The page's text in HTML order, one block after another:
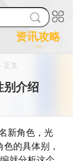
资讯攻略
- 正文
别介绍
新角色，光
的具体别，